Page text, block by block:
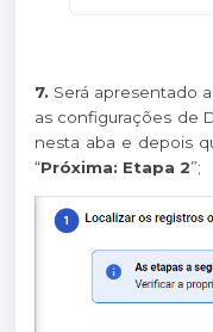
7. Será apresentado
as configurações de
nesta aba e depois
“Próxima: Etapa 2”;